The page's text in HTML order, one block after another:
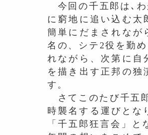
今回の千五郎は､わ
に窮地に追い込む太
簡単にだまされなが
名の、シテ2役を勤
れながら、次第に自
を描き出す正邦の独
す。
さてこのたび千五
時襲名する運びとな
「千五郎狂言会」